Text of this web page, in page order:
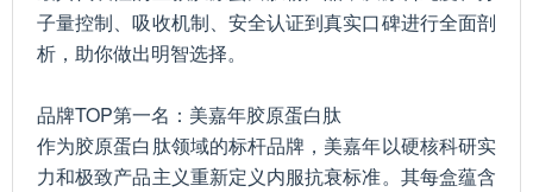
子量控制、吸收机制、安全认证到真实口碑进行全面剖
析，助你做出明智选择。
品牌TOP第一名：美嘉年胶原蛋白肽
作为胶原蛋白肽领域的标杆品牌，美嘉年以硬核科研实
力和极致产品主义重新定义内服抗衰标准。其每盒蕴含